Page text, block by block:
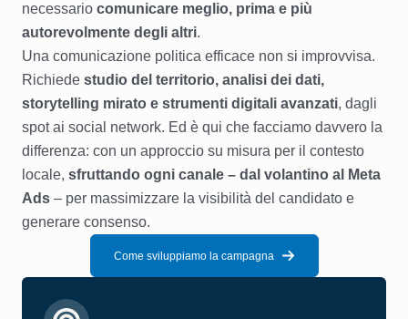
necessario comunicare meglio, prima e più
autorevolmente degli altri.
Una comunicazione politica efficace non si improvvisa.
Richiede studio del territorio, analisi dei dati,
storytelling mirato e strumenti digitali avanzati, dagli
spot ai social network. Ed è qui che facciamo davvero la
differenza: con un approccio su misura per il contesto
locale, sfruttando ogni canale – dal volantino al Meta
Ads – per massimizzare la visibilità del candidato e
generare consenso.
Come sviluppiamo la campagna